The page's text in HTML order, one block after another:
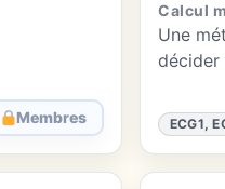
Membres
Calcul
Une
décider
ECG1,